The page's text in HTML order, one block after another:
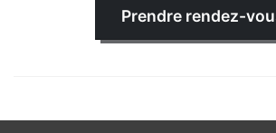
Prendre rendez-